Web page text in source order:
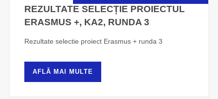
REZULTATE SELECȚIE PROIECTUL
ERASMUS +, KA2, RUNDA 3
Rezultate selectie proiect Erasmus + runda 3
AFLĂ MAI MULTE